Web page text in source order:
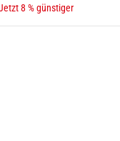
8 % günstiger